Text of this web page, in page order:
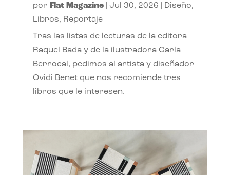
por Flat Magazine| Jul 30, 2026 Diseño,
Libros, Reportaje
Tras las listas de lecturas de la editora
Raquel Bada y de la ilustradora Carla
Berrocal, pedimos al artista y diseñador
Ovidi Benet que nos recomiende tres
libros que le interesen.